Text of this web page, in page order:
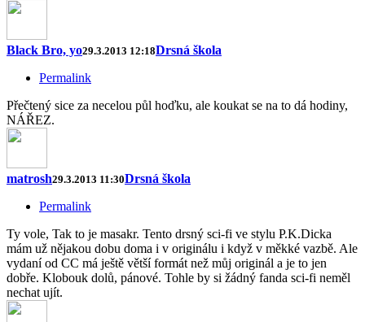
Black Bro, yo29.3.2013 12:18Drsná škola
Permalink
Přečtený sice za necelou půl hoďku, ale koukat se na to dá hodiny,
NÁŘEZ.
matrosh29.3.2013 11:30Drsná škola
Permalink
Ty vole, Tak to je masakr. Tento drsný sci-fi ve stylu P.K.Dicka
mám už nějakou dobu doma i v originálu i když v měkké vazbě. Ale
vydaní od CC má ještě větší formát než můj originál a je to jen
dobře. Klobouk dolů, pánové. Tohle by si žádný fanda sci-fi neměl
nechat ujít.